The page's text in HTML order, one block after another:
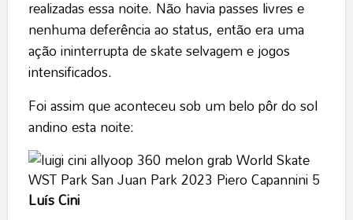
realizadas essa noite. Não havia passes livres e
nenhuma deferência ao status, então era uma
ação ininterrupta de skate selvagem e jogos
intensificados.
Foi assim que aconteceu sob um belo pôr do sol
andino esta noite:
Luís Cini